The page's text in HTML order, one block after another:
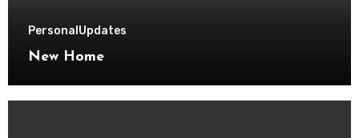
Personal Updates
New Home